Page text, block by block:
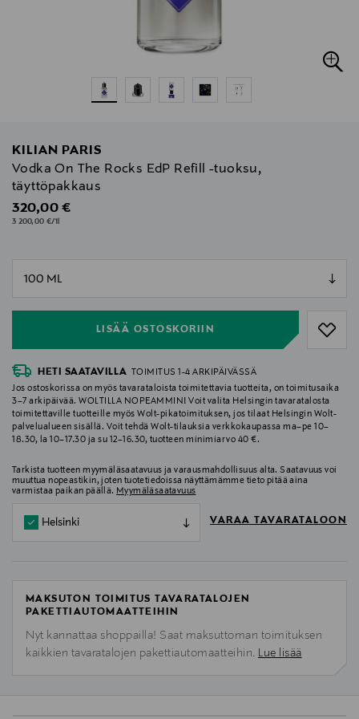
KILIAN PARIS
Vodka On The Rocks EdP Refill -tuoksu,
täyttöpakkaus
Original Price
320,00 €
3 200,00 €/1l
LISÄÄ OSTOSKORIIN
HETI SAATAVILLA
TOIMITUS 1-4 ARKIPÄIVÄSSÄ
Jos ostoskorissa on myös tavarataloista toimitettavia tuotteita, on toimitusaika
3–7 arkipäivää. WOLTILLA NOPEAMMIN! Voit valita Helsingin tavaratalosta
toimitettaville tuotteille myös Wolt-pikatoimituksen, jos tilaat Helsingin Wolt-
palvelualueen sisällä. Voit tehdä Wolt-tilauksia verkkokaupassa ma–pe 10–
18.30, la 10–17.30 ja su 12–16.30, tuotteen minimiarvo 40 €.
Tarkista tuotteen myymäläsaatavuus ja varausmahdollisuus alta. Saatavuus voi
muuttua nopeastikin, joten tuotetiedoissa näyttämämme tieto pitää aina
varmistaa paikan päällä. Myymäläsaatavuus
Helsinki VARAA TAVARATALOON
MAKSUTON TOIMITUS TAVARATALOJEN
PAKETTIAUTOMAATTEIHIN
Nyt kannattaa shoppailla! Saat maksuttoman toimituksen
kaikkien tavaratalojen pakettiautomaatteihin. Lue lisää